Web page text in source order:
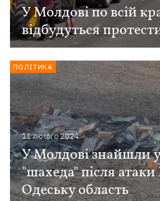
У Молдові по всій
відбудуться
11 лютого 2024
У Молдові знайшли
"шахеда" після атаки
Одеську область
ПОЛІТИКА